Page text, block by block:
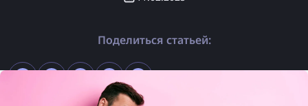
Поделиться статьей: